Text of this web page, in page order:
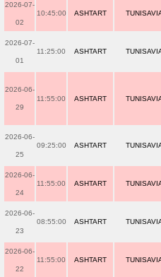
2026-07-
02
10:45:00 ASHTART
2026-07-
01
11:25:00 ASHTART
2026-06-
29
11:55:00 ASHTART
2026-06-
25
09:25:00 ASHTART
2026-06-
24
11:55:00 ASHTART
2026-06-
23
08:55:00 ASHTART
2026-06-
22
11:55:00 ASHTART